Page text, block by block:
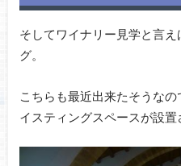
そしてワイナリー見学と言
グ。
こちらも最近出来たそうな
イスティングスペースが設置